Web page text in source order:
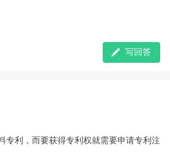
写回答
专利，而要获得专利权就需要申请专利注